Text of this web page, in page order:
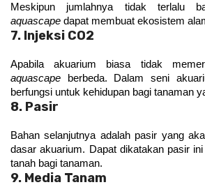
aquascape dapat membuat ekosistem
7. Injeksi CO2
aquascape berbeda. Dalam seni
berfungsi untuk kehidupan bagi tanaman
8. Pasir
Bahan selanjutnya adalah pasir yang
dasar akuarium. Dapat dikatakan pasir
tanah bagi tanaman.
9. Media Tanam